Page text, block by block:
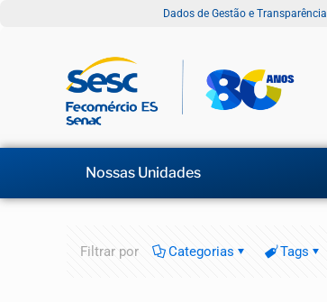
Dados de Gestão e Transparência
Nossas Unidades
Filtrar por Categorias Tags